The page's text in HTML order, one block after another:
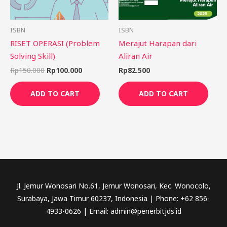
ISBN
RISET OPERASI (Problem
Solving Skill)
Rp150.000 Rp100.000
ADD TO CART
ISBN
Merajut Harapan dari
Aliran Air
Rp82.500
ADD TO CART
Jl. Jemur Wonosari No.61, Jemur Wonosari, Kec. Wonocolo,
Surabaya, Jawa Timur 60237, Indonesia | Phone: +62 856-
4933-0626 | Email: admin@penerbitjds.id